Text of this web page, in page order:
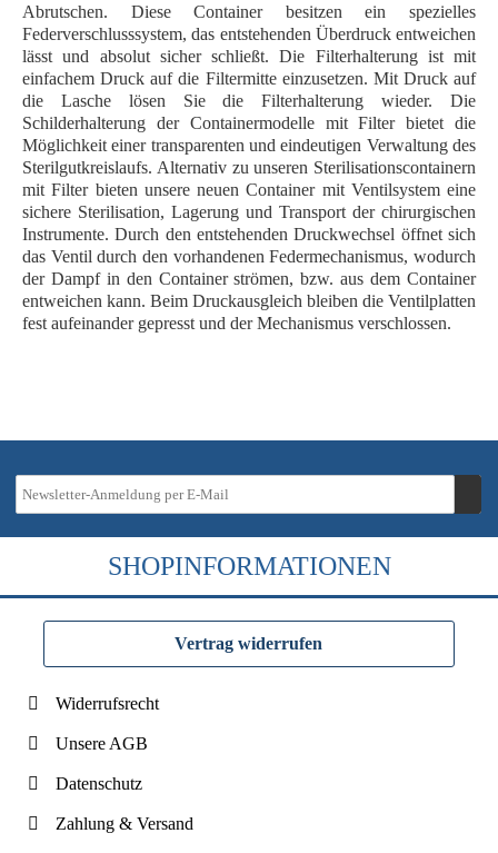
Abrutschen. Diese Container besitzen ein spezielles
Federverschlusssystem, das entstehenden Überdruck entweichen
lässt und absolut sicher schließt. Die Filterhalterung ist mit
einfachem Druck auf die Filtermitte einzusetzen. Mit Druck auf
die Lasche lösen Sie die Filterhalterung wieder. Die
Schilderhalterung der Containermodelle mit Filter bietet die
Möglichkeit einer transparenten und eindeutigen Verwaltung des
Sterilgutkreislaufs. Alternativ zu unseren Sterilisationscontainern
mit Filter bieten unsere neuen Container mit Ventilsystem eine
sichere Sterilisation, Lagerung und Transport der chirurgischen
Instrumente. Durch den entstehenden Druckwechsel öffnet sich
das Ventil durch den vorhandenen Federmechanismus, wodurch
der Dampf in den Container strömen, bzw. aus dem Container
entweichen kann. Beim Druckausgleich bleiben die Ventilplatten
fest aufeinander gepresst und der Mechanismus verschlossen.
SHOPINFORMATIONEN
Vertrag widerrufen
Widerrufsrecht
Unsere AGB
Datenschutz
Zahlung & Versand